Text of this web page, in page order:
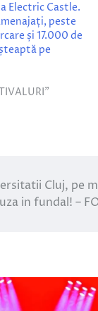
Electric Castle.
peste
și 17.000 de
pe
Cluj, pe
in fundal! –